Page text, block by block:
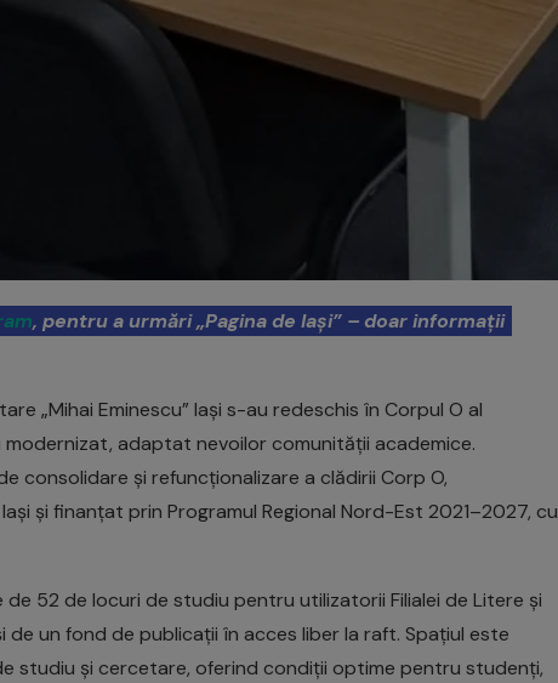
, pentru a urmări „Pagina de Iași” – doar informații
„Mihai Eminescu” Iași s-au redeschis în Corpul O al
modernizat, adaptat nevoilor comunității academice.
consolidare și refuncționalizare a clădirii Corp O,
și finanțat prin Programul Regional Nord-Est 2021–2027, cu
52 de locuri de studiu pentru utilizatorii Filialei de Litere și
un fond de publicații în acces liber la raft. Spațiul este
studiu și cercetare, oferind condiții optime pentru studenți,